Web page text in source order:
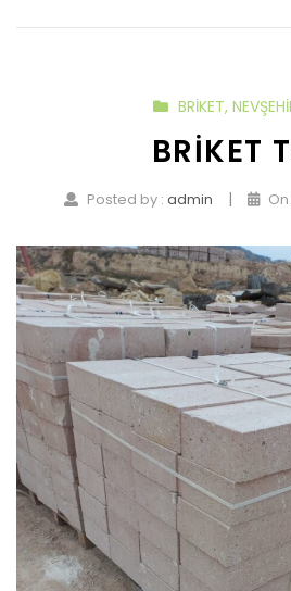
BRIKET,
BRIKET
Posted by : admin | On